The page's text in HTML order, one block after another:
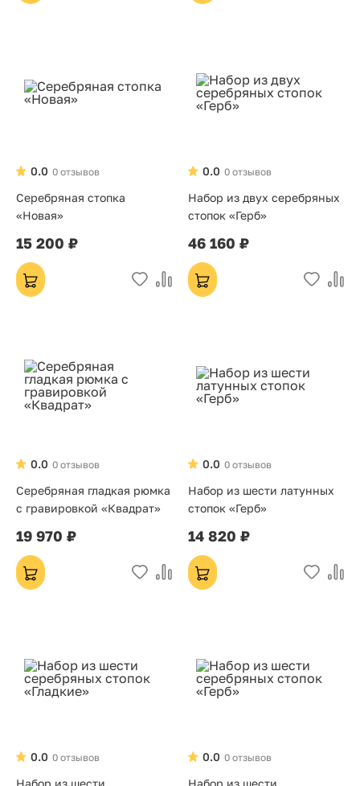
0 отзывов
0.0
Серебряная стопка
«Новая»
15 200 ₽
0 отзывов
0.0
Набор из двух серебряных
стопок «Герб»
46 160 ₽
0 отзывов
0.0
Серебряная гладкая рюмка
с гравировкой «Квадрат»
19 970 ₽
0 отзывов
0.0
Набор из шести латунных
стопок «Герб»
14 820 ₽
0 отзывов
0.0
Набор из шести
0 отзывов
0.0
Набор из шести